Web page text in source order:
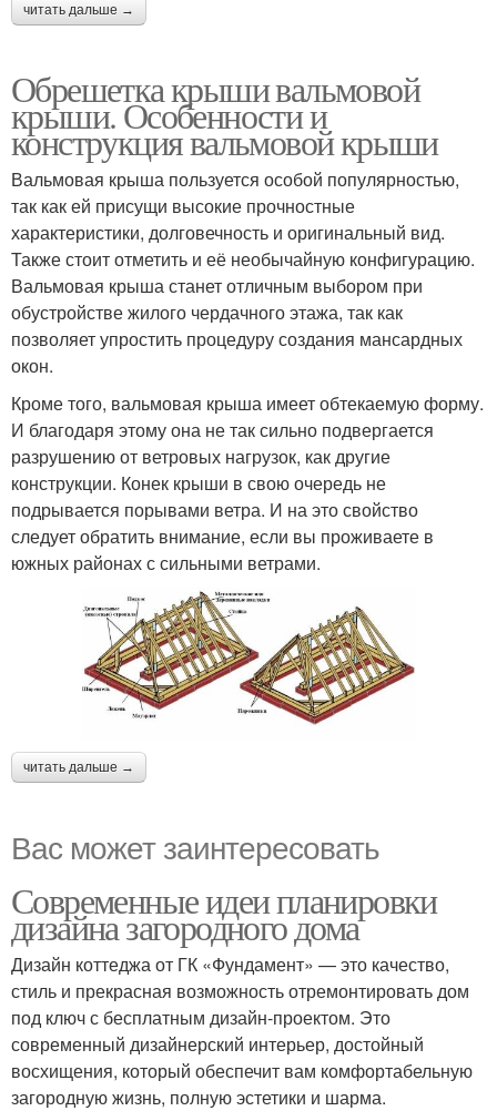
читать дальше →
Обрешетка крыши вальмовой
крыши. Особенности и
конструкция вальмовой крыши
Вальмовая крыша пользуется особой популярностью,
так как ей присущи высокие прочностные
характеристики, долговечность и оригинальный вид.
Также стоит отметить и её необычайную конфигурацию.
Вальмовая крыша станет отличным выбором при
обустройстве жилого чердачного этажа, так как
позволяет упростить процедуру создания мансардных
окон.
Кроме того, вальмовая крыша имеет обтекаемую форму.
И благодаря этому она не так сильно подвергается
разрушению от ветровых нагрузок, как другие
конструкции. Конек крыши в свою очередь не
подрывается порывами ветра. И на это свойство
следует обратить внимание, если вы проживаете в
южных районах с сильными ветрами.
читать дальше →
Вас может заинтересовать
Современные идеи планировки
дизайна загородного дома
Дизайн коттеджа от ГК «Фундамент» — это качество,
стиль и прекрасная возможность отремонтировать дом
под ключ с бесплатным дизайн-проектом. Это
современный дизайнерский интерьер, достойный
восхищения, который обеспечит вам комфортабельную
загородную жизнь, полную эстетики и шарма.